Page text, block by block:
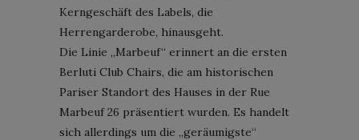
Kerngeschäft des Labels, die
Herrengarderobe, hinausgeht.
Die Linie „Marbeuf“ erinnert an die ersten
Berluti Club Chairs, die am historischen
Pariser Standort des Hauses in der Rue
Marbeuf 26 präsentiert wurden. Es handelt
sich allerdings um die „geräumigste“